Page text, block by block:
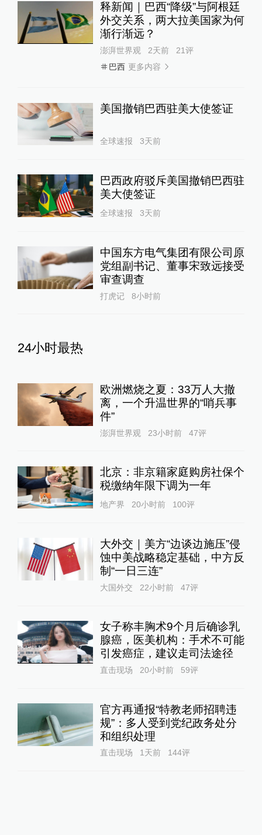
释新闻｜巴西“降级”与阿根廷
外交关系，两大拉美国家为何
渐行渐远？
澎湃世界观 2天前 21评
巴西 更多内容
美国撤销巴西驻美大使签证
全球速报 3天前
巴西政府驳斥美国撤销巴西驻
美大使签证
全球速报 3天前
中国东方电气集团有限公司原
党组副书记、董事宋致远接受
审查调查
打虎记 8小时前
24小时最热
欧洲燃烧之夏：33万人大撤
离，一个升温世界的“哨兵事
件”
澎湃世界观 23小时前 47评
北京：非京籍家庭购房社保个
税缴纳年限下调为一年
地产界 20小时前 100评
大外交｜美方“边谈边施压”侵
蚀中美战略稳定基础，中方反
制“一日三连”
大国外交 22小时前 47评
女子称丰胸术9个月后确诊乳
腺癌，医美机构：手术不可能
引发癌症，建议走司法途径
直击现场 20小时前 59评
官方再通报“特教老师招聘违
规”：多人受到党纪政务处分
和组织处理
直击现场 1天前 144评